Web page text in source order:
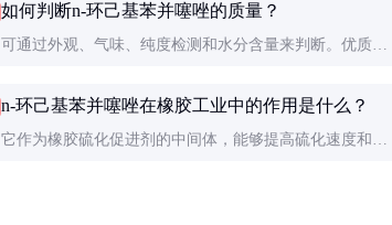
如何判断n-环己基苯并噻唑的质量？
可通过外观、气味、纯度检测和水分含量来判断。优质产
称值。
n-环己基苯并噻唑在橡胶工业中的作用是什么？
它作为橡胶硫化促进剂的中间体，能够提高硫化速度和硫